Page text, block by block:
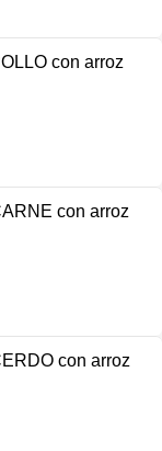
con arroz
con arroz
con arroz